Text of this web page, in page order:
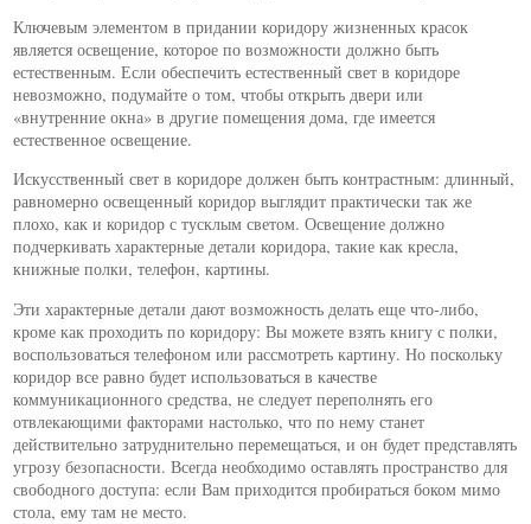
Ключевым элементом в придании коридору жизненных красок
является освещение, которое по возможности должно быть
естественным. Если обеспечить естественный свет в коридоре
невозможно, подумайте о том, чтобы открыть двери или
«внутренние окна» в другие помещения дома, где имеется
естественное освещение.
Искусственный свет в коридоре должен быть контрастным: длинный,
равномерно освещенный коридор выглядит практически так же
плохо, как и коридор с тусклым светом. Освещение должно
подчеркивать характерные детали коридора, такие как кресла,
книжные полки, телефон, картины.
Эти характерные детали дают возможность делать еще что-либо,
кроме как проходить по коридору: Вы можете взять книгу с полки,
воспользоваться телефоном или рассмотреть картину. Но поскольку
коридор все равно будет использоваться в качестве
коммуникационного средства, не следует переполнять его
отвлекающими факторами настолько, что по нему станет
действительно затруднительно перемещаться, и он будет представлять
угрозу безопасности. Всегда необходимо оставлять пространство для
свободного доступа: если Вам приходится пробираться боком мимо
стола, ему там не место.